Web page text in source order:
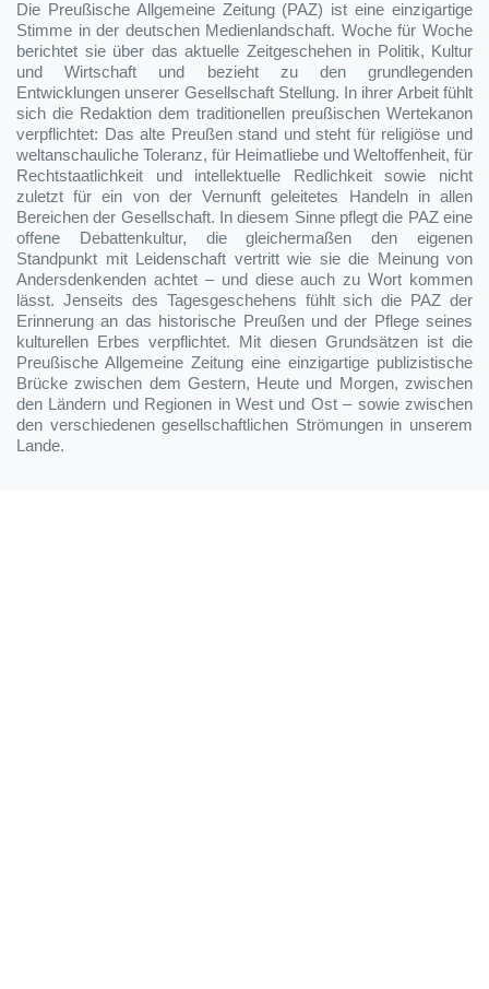
Die Preußische Allgemeine Zeitung (PAZ) ist eine einzigartige
Stimme in der deutschen Medienlandschaft. Woche für Woche
berichtet sie über das aktuelle Zeitgeschehen in Politik, Kultur
und Wirtschaft und bezieht zu den grundlegenden
Entwicklungen unserer Gesellschaft Stellung. In ihrer Arbeit fühlt
sich die Redaktion dem traditionellen preußischen Wertekanon
verpflichtet: Das alte Preußen stand und steht für religiöse und
weltanschauliche Toleranz, für Heimatliebe und Weltoffenheit, für
Rechtstaatlichkeit und intellektuelle Redlichkeit sowie nicht
zuletzt für ein von der Vernunft geleitetes Handeln in allen
Bereichen der Gesellschaft. In diesem Sinne pflegt die PAZ eine
offene Debattenkultur, die gleichermaßen den eigenen
Standpunkt mit Leidenschaft vertritt wie sie die Meinung von
Andersdenkenden achtet – und diese auch zu Wort kommen
lässt. Jenseits des Tagesgeschehens fühlt sich die PAZ der
Erinnerung an das historische Preußen und der Pflege seines
kulturellen Erbes verpflichtet. Mit diesen Grundsätzen ist die
Preußische Allgemeine Zeitung eine einzigartige publizistische
Brücke zwischen dem Gestern, Heute und Morgen, zwischen
den Ländern und Regionen in West und Ost – sowie zwischen
den verschiedenen gesellschaftlichen Strömungen in unserem
Lande.